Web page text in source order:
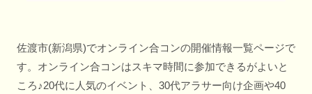
佐渡市(新潟県)でオンライン合コンの開催情報一覧ページで
す。オンライン合コンはスキマ時間に参加できるがよいと
ころ♪20代に人気のイベント、30代アラサー向け企画や40